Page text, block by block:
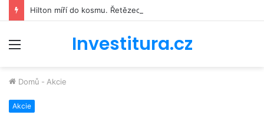
Investitura.cz
Domů - Akcie
Akcie